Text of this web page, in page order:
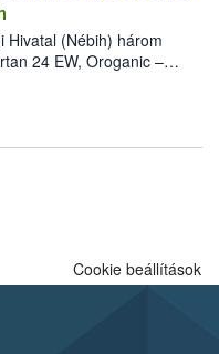
Hivatal (Nébih) három
24 EW, Oroganic –
a szüretet követően,
stádiumáig
a károsító elleni további
termesztésben is
Cookie beállítások